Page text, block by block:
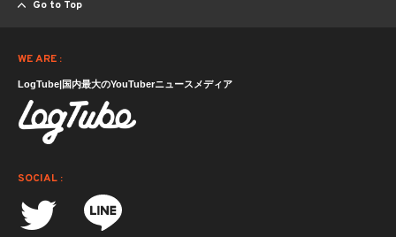
Go to Top
WE ARE :
LogTube|国内最大のYouTuberニュースメディア
SOCIAL :